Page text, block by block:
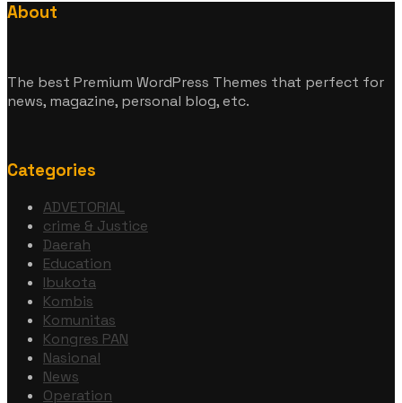
About
The best Premium WordPress Themes that perfect for
news, magazine, personal blog, etc.
Categories
ADVETORIAL
crime & Justice
Daerah
Education
Ibukota
Kombis
Komunitas
Kongres PAN
Nasional
News
Operation